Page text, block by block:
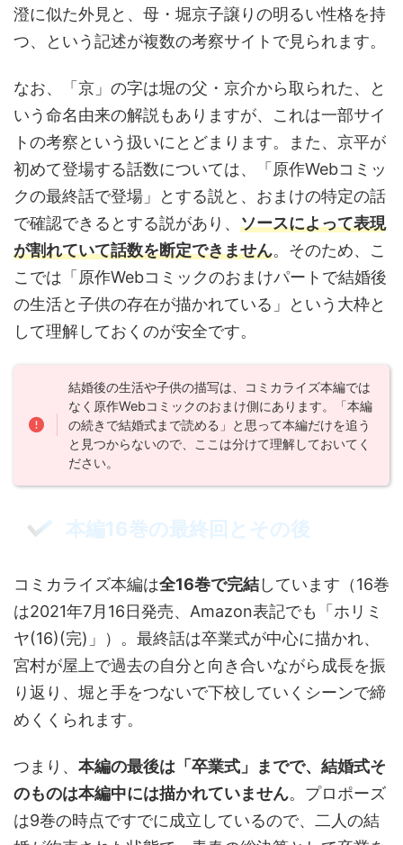
澄に似た外見と、母・堀京子譲りの明るい性格を持
つ、という記述が複数の考察サイトで見られます。
なお、「京」の字は堀の父・京介から取られた、と
いう命名由来の解説もありますが、これは一部サイ
トの考察という扱いにとどまります。また、京平が
初めて登場する話数については、「原作Webコミッ
クの最終話で登場」とする説と、おまけの特定の話
で確認できるとする説があり、 ソースによって表現
が割れていて話数を断定できません。そのため、こ
こでは「原作Webコミックのおまけパートで結婚後
の生活と子供の存在が描かれている」という大枠と
して理解しておくのが安全です。
結婚後の生活や子供の描写は、コミカライズ本編では
なく原作Webコミックのおまけ側にあります。「本編
の続きで結婚式まで読める」と思って本編だけを追う
と見つからないので、ここは分けて理解しておいてく
ださい。
本編16巻の最終回とその後
コミカライズ本編は全16巻で完結しています（16巻
は2021年7月16日発売、Amazon表記でも「ホリミ
ヤ(16)(完)」）。最終話は卒業式が中心に描かれ、
宮村が屋上で過去の自分と向き合いながら成長を振
り返り、堀と手をつないで下校していくシーンで締
めくくられます。
つまり、 本編の最後は「卒業式」までで、結婚式そ
のものは本編中には描かれていません。プロポーズ
は9巻の時点ですでに成立しているので、二人の結